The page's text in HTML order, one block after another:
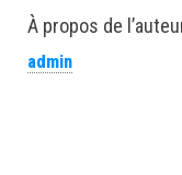
À propos de
admin